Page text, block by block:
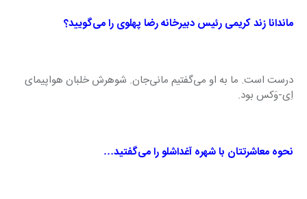
ماندانا زند کریمی رئیس دبیرخانه رضا پهلوی را می‌گویید؟
درست است. ما به او می‌گفتیم مانی‌جان. شوهرش خلبان هواپیمای
اِی-وَکس بود.
نحوه معاشرتتان با شهره آغداشلو را می‌گفتید…